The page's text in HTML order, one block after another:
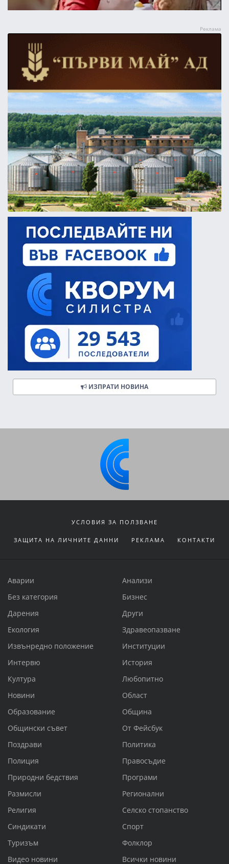
ИЗПРАТИ НОВИНА
УСЛОВИЯ ЗА ПОЛЗВАНЕ
ЗАЩИТА НА ЛИЧНИТЕ ДАННИ РЕКЛАМА КОНТАКТИ
Аварии
Анализи
Без категория
Бизнес
Дарения
Други
Екология
Здравеопазване
Извънредно положение
Институции
Интервю
История
Култура
Любопитно
Новини
Област
Образование
Община
Общински съвет
От Фейсбук
Поздрави
Политика
Полиция
Правосъдие
Природни бедствия
Програми
Размисли
Регионални
Религия
Селско стопанство
Синдикати
Спорт
Туризъм
Фолклор
Видео новини
Всички новини